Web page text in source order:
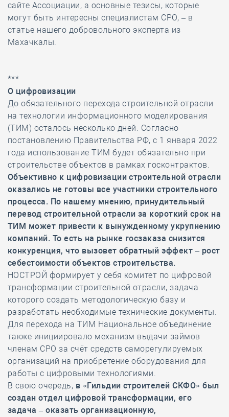
сайте Ассоциации, а основные тезисы, которые
могут быть интересны специалистам СРО, – в
статье нашего добровольного эксперта из
Махачкалы.
***
О цифровизации
До обязательного перехода строительной отрасли
на технологии информационного моделирования
(ТИМ) осталось несколько дней. Согласно
постановлению Правительства РФ, с 1 января 2022
года использование ТИМ будет обязательно при
строительстве объектов в рамках госконтрактов.
Объективно к цифровизации строительной отрасли
оказались не готовы все участники строительного
процесса. По нашему мнению, принудительный
перевод строительной отрасли за короткий срок на
ТИМ может привести к вынужденному укрупнению
компаний. То есть на рынке госзаказа снизится
конкуренция, что вызовет обратный эффект – рост
себестоимости объектов строительства.
НОСТРОЙ формирует у себя комитет по цифровой
трансформации строительной отрасли, задача
которого создать методологическую базу и
разработать необходимые технические документы.
Для перехода на ТИМ Национальное объединение
также инициировало механизм выдачи займов
членам СРО за счёт средств саморегулируемых
организаций на приобретение оборудования для
работы с цифровыми технологиями.
В свою очередь, в «Гильдии строителей СКФО» был
создан отдел цифровой трансформации, его
задача – оказать организационную,